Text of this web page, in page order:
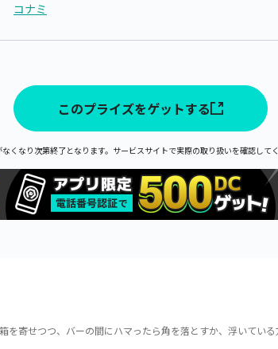
コナミ
このプライズをゲットする
くなり次第終了となります。サービスサイトで実際の取り扱いを確認してく
を寄せつつ、バーの間にハマったら角を落とすか、浮いている